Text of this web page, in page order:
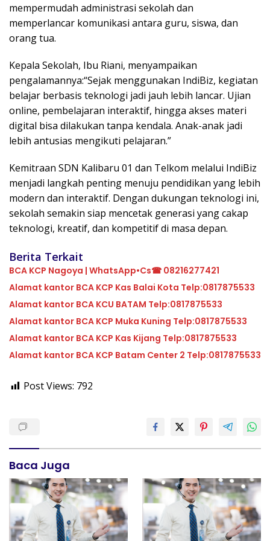
mempermudah administrasi sekolah dan
memperlancar komunikasi antara guru, siswa, dan
orang tua.
Kepala Sekolah, Ibu Riani, menyampaikan
pengalamannya:“Sejak menggunakan IndiBiz, kegiatan
belajar berbasis teknologi jadi jauh lebih lancar. Ujian
online, pembelajaran interaktif, hingga akses materi
digital bisa dilakukan tanpa kendala. Anak-anak jadi
lebih antusias mengikuti pelajaran.”
Kemitraan SDN Kalibaru 01 dan Telkom melalui IndiBiz
menjadi langkah penting menuju pendidikan yang lebih
modern dan interaktif. Dengan dukungan teknologi ini,
sekolah semakin siap mencetak generasi yang cakap
teknologi, kreatif, dan kompetitif di masa depan.
Berita Terkait
BCA KCP Nagoya | WhatsApp•Cs☎ 08216277421
Alamat kantor BCA KCP Kas Balai Kota Telp:0817875533
Alamat kantor BCA KCU BATAM Telp:0817875533
Alamat kantor BCA KCP Muka Kuning Telp:0817875533
Alamat kantor BCA KCP Kas Kijang Telp:0817875533
Alamat kantor BCA KCP Batam Center 2 Telp:0817875533
Post Views: 792
Baca Juga